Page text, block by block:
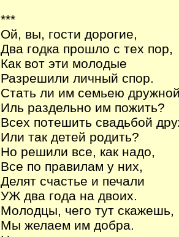
***
Ой, вы, гости дорогие,
Два годка прошло с тех пор,
Как вот эти молодые
Разрешили личный спор.
Стать ли им семьею
Иль раздельно им пожить?
Всех потешить свадьбой
Или так детей родить?
Но решили все, как надо,
Все по правилам у них,
Делят счастье и печали
УЖ два года на двоих.
Молодцы, чего тут скажешь,
Мы желаем им добра.